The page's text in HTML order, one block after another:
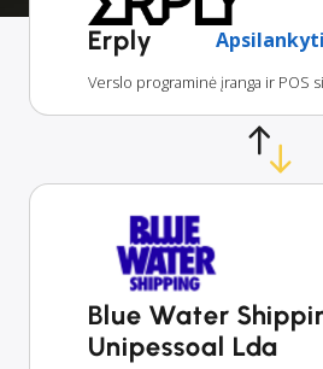
Erply
Verslo programinė įranga ir POS
Blue Water
Unipessoal Lda